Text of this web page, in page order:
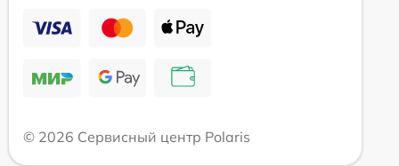
© 2026 Сервисный центр Polaris